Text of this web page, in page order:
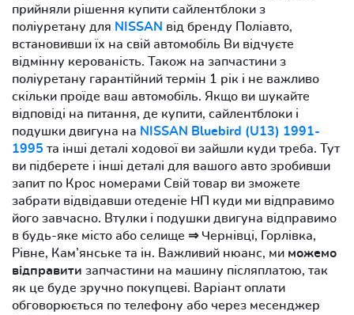
прийняли рішення купити сайлентблоки з
поліуретану для NISSAN від бренду Поліавто,
встановивши їх на свій автомобіль Ви відчуєте
відмінну керованість. Також на запчастини з
поліуретану гарантійний термін 1 рік і не важливо
скільки проїде ваш автомобіль. Якщо ви шукайте
відповіді на питання, де купити, сайлентблоки і
подушки двигуна на NISSAN Bluebird (U13) 1991-
1995 та інші деталі ходової ви зайшли куди треба. Тут
ви підберете і інші деталі для вашого авто зробивши
запит по Крос номерами Свій товар ви зможете
забрати відвідавши отеденіе НП куди ми відправимо
його завчасно. Втулки і подушки двигуна відправимо
в будь-яке місто або селище ⇒ Чернівці, Горлівка,
Рівне, Кам’янське та ін. Важливий нюанс, ми можемо
відправити запчастини на машину післяплатою, так
як це буде зручно покупцеві. Варіант оплати
обговорюється по телефону або через месенджер